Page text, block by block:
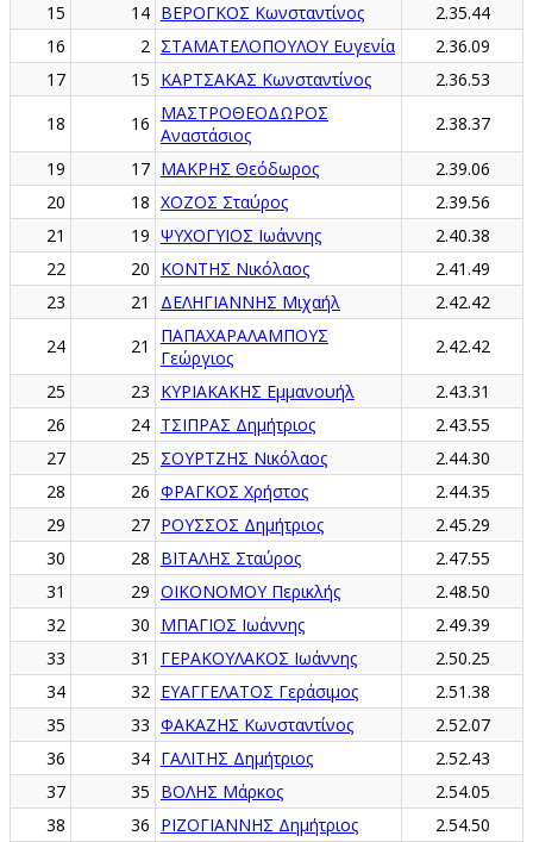
15
14 ΒΕΡΟΓΚΟΣ Κωνσταντίνος
2.35.44
16
2 ΣΤΑΜΑΤΕΛΟΠΟΥΛΟΥ Ευγενία
2.36.09
17
15 ΚΑΡΤΣΑΚΑΣ Κωνσταντίνος
2.36.53
18
16 ΜΑΣΤΡΟΘΕΟΔΩΡΟΣ
Αναστάσιος
2.38.37
19
17 ΜΑΚΡΗΣ Θεόδωρος
2.39.06
20
18 ΧΟΖΟΣ Σταύρος
2.39.56
21
19 ΨΥΧΟΓΥΙΟΣ Ιωάννης
2.40.38
22
20 ΚΟΝΤΗΣ Νικόλαος
2.41.49
23
21 ΔΕΛΗΓΙΑΝΝΗΣ Μιχαήλ
2.42.42
24
21
ΠΑΠΑΧΑΡΑΛΑΜΠΟΥΣ
Γεώργιος
2.42.42
25
23 ΚΥΡΙΑΚΑΚΗΣ Εμμανουήλ
2.43.31
26
24 ΤΣΙΠΡΑΣ Δημήτριος
2.43.55
27
25 ΣΟΥΡΤΖΗΣ Νικόλαος
2.44.30
28
26 ΦΡΑΓΚΟΣ Χρήστος
2.44.35
29
27 ΡΟΥΣΣΟΣ Δημήτριος
2.45.29
30
28 ΒΙΤΑΛΗΣ Σταύρος
2.47.55
31
29 ΟΙΚΟΝΟΜΟΥ Περικλής
2.48.50
32
30 ΜΠΑΓΙΟΣ Ιωάννης
2.49.39
33
31 ΓΕΡΑΚΟΥΛΑΚΟΣ Ιωάννης
2.50.25
34
32 ΕΥΑΓΓΕΛΑΤΟΣ Γεράσιμος
2.51.38
35
33 ΦΑΚΑΖΗΣ Κωνσταντίνος
2.52.07
36
34 ΓΑΛΙΤΗΣ Δημήτριος
2.52.43
37
35 ΒΟΛΗΣ Μάρκος
2.54.05
38
36 ΡΙΖΟΓΙΑΝΝΗΣ Δημήτριος
2.54.50